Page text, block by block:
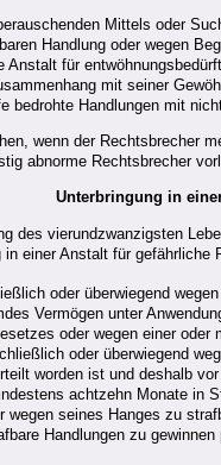
Mittels oder
Handlung oder wegen
für
mit seiner
bedrohte Handlungen mit
wenn der Rechtsbrecher
abnorme Rechtsbrecher
Unterbringung in
des vierundzwanzigsten
einer Anstalt für
oder überwiegend
Vermögen unter
oder wegen einer
oder überwiegend
worden ist und deshalb
achtzehn Monate in
seines Hanges zu
Handlungen zu